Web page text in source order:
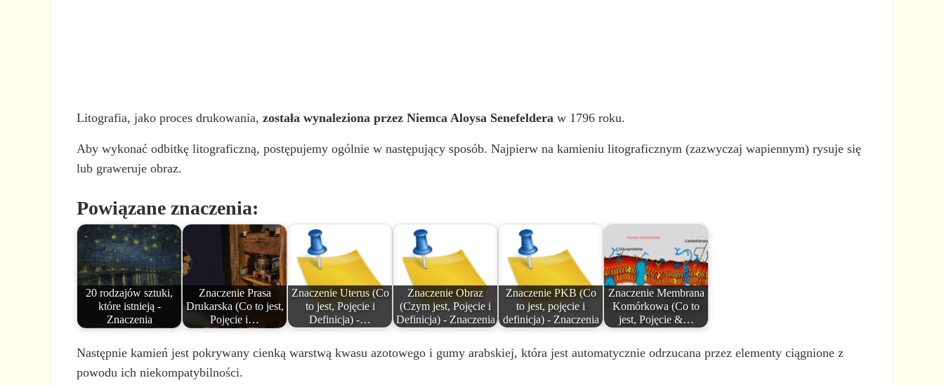
Litografia, jako proces drukowania,została wynaleziona przez Niemca Aloysa Senefeldera w 1796 roku.
Aby wykonać odbitkę litograficzną, postępujemy ogólnie w następujący sposób. Najpierw na kamieniu litograficznym (zazwyczaj wapiennym) rysuje się
lub graweruje obraz.
Powiązane znaczenia:
20 rodzajów sztuki,
które istnieją -
Znaczenia
Znaczenie Prasa
Drukarska (Co to jest,
Pojęcie i…
Znaczenie Uterus (Co
to jest, Pojęcie i
Definicja) -…
Znaczenie Obraz
(Czym jest, Pojęcie i
Definicja) - Znaczenia
Znaczenie PKB (Co
to jest, pojęcie i
definicja) - Znaczenia
Znaczenie Membrana
Komórkowa (Co to
jest, Pojęcie &…
Następnie kamień jest pokrywany cienką warstwą kwasu azotowego i gumy arabskiej, która jest automatycznie odrzucana przez elementy ciągnione z
powodu ich niekompatybilności.